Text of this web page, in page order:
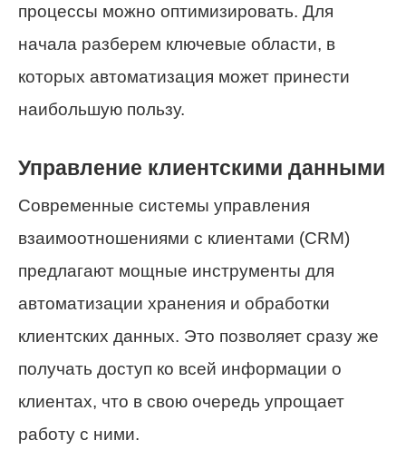
процессы можно оптимизировать. Для
начала разберем ключевые области, в
которых автоматизация может принести
наибольшую пользу.
Управление клиентскими данными
Современные системы управления
взаимоотношениями с клиентами (CRM)
предлагают мощные инструменты для
автоматизации хранения и обработки
клиентских данных. Это позволяет сразу же
получать доступ ко всей информации о
клиентах, что в свою очередь упрощает
работу с ними.